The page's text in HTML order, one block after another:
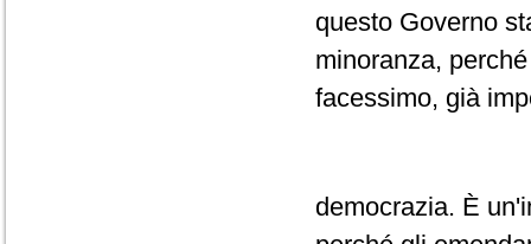
questo Governo
minoranza,
facessimo, già
democrazia. È